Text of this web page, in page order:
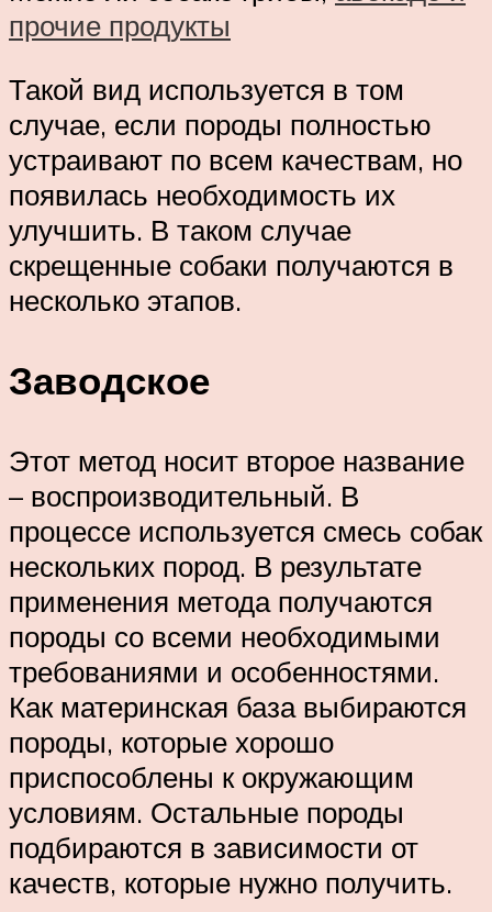
прочие продукты
Такой вид используется в том
случае, если породы полностью
устраивают по всем качествам, но
появилась необходимость их
улучшить. В таком случае
скрещенные собаки получаются в
несколько этапов.
Заводское
Этот метод носит второе название
– воспроизводительный. В
процессе используется смесь собак
нескольких пород. В результате
применения метода получаются
породы со всеми необходимыми
требованиями и особенностями.
Как материнская база выбираются
породы, которые хорошо
приспособлены к окружающим
условиям. Остальные породы
подбираются в зависимости от
качеств, которые нужно получить.